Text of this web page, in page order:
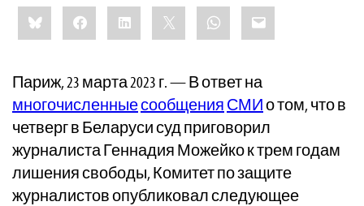
Share
this:BlueskyFacebookLinkedIn WhatsApp
Email
Париж, 23 марта 2023 г. — В ответ на
многочисленныесообщения СМИо том, что в
четверг в Беларуси суд приговорил
журналиста Геннадия Можейко к трем годам
лишения свободы, Комитет по защите
журналистов опубликовал следующее